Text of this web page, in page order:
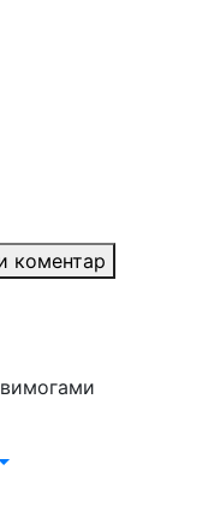
коментар
вимогами